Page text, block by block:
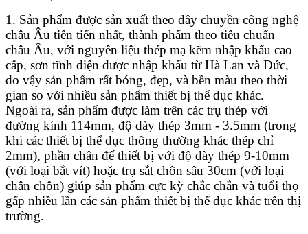
1. Sản phẩm được sản xuất theo dây chuyền công nghệ
châu Âu tiên tiến nhất, thành phẩm theo tiêu chuẩn
châu Âu, với nguyên liệu thép mạ kẽm nhập khẩu cao
cấp, sơn tĩnh điện được nhập khẩu từ Hà Lan và Đức,
do vậy sản phẩm rất bóng, đẹp, và bền màu theo thời
gian so với nhiều sản phẩm thiết bị thể dục khác.
Ngoài ra, sản phẩm được làm trên các trụ thép với
đường kính 114mm, độ dày thép 3mm - 3.5mm (trong
khi các thiết bị thể dục thông thường khác thép chỉ
2mm), phần chân đế thiết bị với độ dày thép 9-10mm
(với loại bắt vít) hoặc trụ sắt chôn sâu 30cm (với loại
chân chôn) giúp sản phẩm cực kỳ chắc chắn và tuổi thọ
gấp nhiều lần các sản phẩm thiết bị thể dục khác trên thị
trường.